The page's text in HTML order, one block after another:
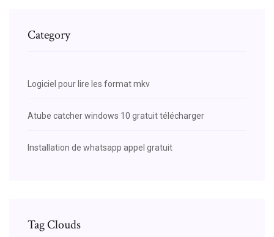
Category
Logiciel pour lire les format mkv
Atube catcher windows 10 gratuit télécharger
Installation de whatsapp appel gratuit
Tag Clouds